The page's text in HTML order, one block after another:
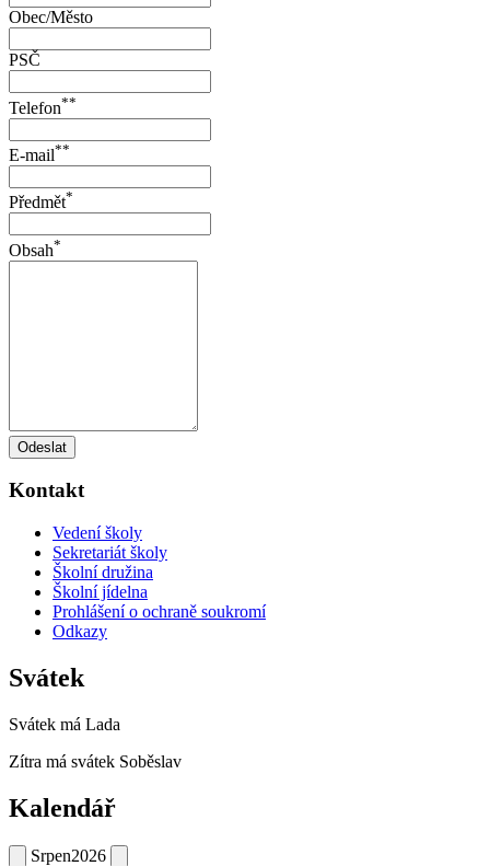
Obec/Město
PSČ
Telefon**
E-mail**
Předmět*
Obsah*
Odeslat
Kontakt
Vedení školy
Sekretariát školy
Školní družina
Školní jídelna
Prohlášení o ochraně soukromí
Odkazy
Svátek
Svátek má Lada
Zítra má svátek Soběslav
Kalendář
Srpen2026